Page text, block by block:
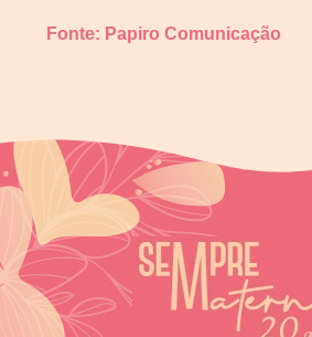
Fonte: Papiro Comunicação